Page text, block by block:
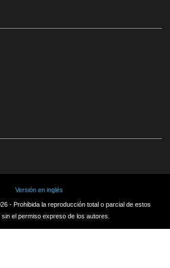
Versión en inglés
- Prohibida la reproducción total o parcial de estos
sin el permiso expreso de los autores.